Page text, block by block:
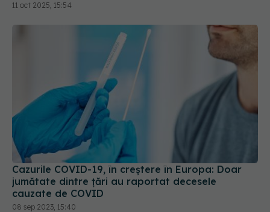
11 oct 2025, 15:54
Cazurile COVID-19, în creștere în Europa: Doar
jumătate dintre țări au raportat decesele
cauzate de COVID
08 sep 2023, 15:40